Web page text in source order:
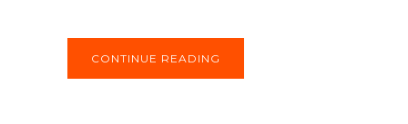
CONTINUE READING